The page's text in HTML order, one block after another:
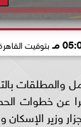
مـ بتوقيت
والمطلقات
وزير